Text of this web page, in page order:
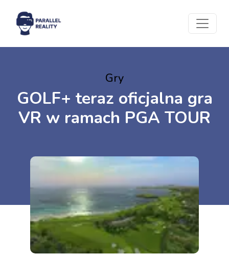
Gry
GOLF+ teraz oficjalna gra
VR w ramach PGA TOUR